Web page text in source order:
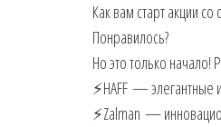
Как вам старт акции со
Понравилось?
Но это только начало!
⚡️HAFF — элегантные
⚡️Zalman —